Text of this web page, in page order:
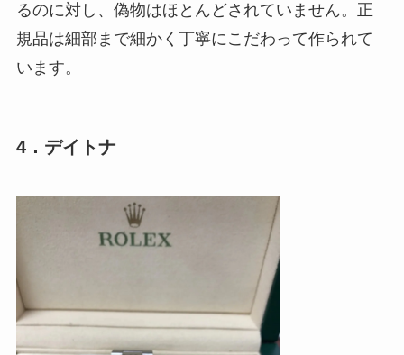
るのに対し、偽物はほとんどされていません。正
規品は細部まで細かく丁寧にこだわって作られて
います。
4．デイトナ